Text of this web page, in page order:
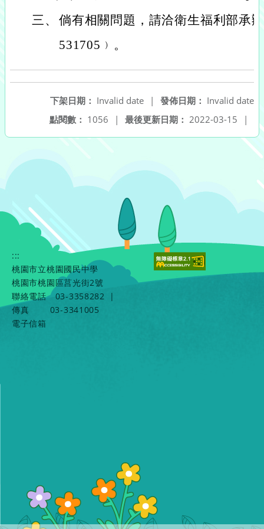
三、 倘有相關問題，請洽衛生福利部承
531705﹚。
發佈日期： Invalid date
下架日期： Invalid date
|
最後更新日期： 2022-03-15 |
點閱數： 1056 |
:::
桃園市立桃園國民中學
桃園市桃園區莒光街2號
聯絡電話
03-3358282
|
傳真
03-3341005
電子信箱